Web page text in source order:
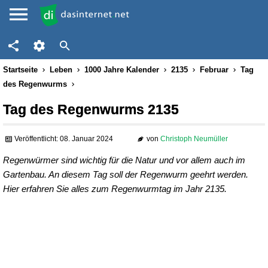
Startseite Leben 1000 Jahre Kalender 2135 Februar
Tag
des Regenwurms
Tag des Regenwurms 2135
Veröffentlicht: 08. Januar 2024 von Christoph Neumüller
Regenwürmer sind wichtig für die Natur und vor allem auch im
Gartenbau. An diesem Tag soll der Regenwurm geehrt werden.
Hier erfahren Sie alles zum Regenwurmtag im Jahr 2135.